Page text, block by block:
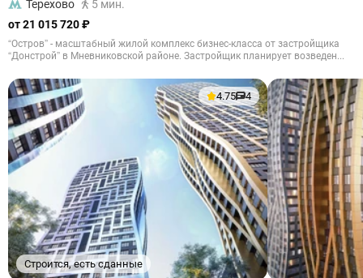
Терехово
5 мин.
от 21 015 720 ₽
“Остров” - масштабный жилой комплекс бизнес-класса от застройщика
“Донстрой” в Мневниковской районе. Застройщик планирует возведен...
Строится, есть сданные
4.75 4